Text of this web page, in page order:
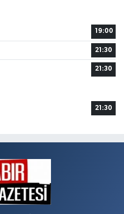
19:00
21:30
21:30
21:30